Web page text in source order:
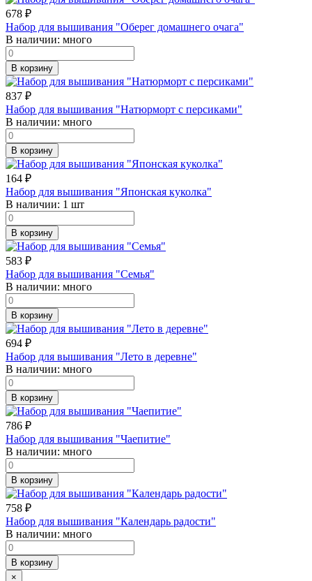
678 ₽
Набор для вышивания "Оберег домашнего очага"
В наличии: много
В корзину
837 ₽
Набор для вышивания "Натюрморт с персиками"
В наличии: много
В корзину
164 ₽
Набор для вышивания "Японская куколка"
В наличии: 1 шт
В корзину
583 ₽
Набор для вышивания "Семья"
В наличии: много
В корзину
694 ₽
Набор для вышивания "Лето в деревне"
В наличии: много
В корзину
786 ₽
Набор для вышивания "Чаепитие"
В наличии: много
В корзину
758 ₽
Набор для вышивания "Календарь радости"
В наличии: много
В корзину
×